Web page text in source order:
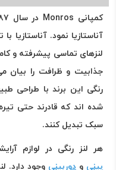
آناستازیا نمود. آناستازیا
لنزهای تماسی پیشرفته و
جذابیت و ظرافت را بیان
رنگی این برند با طراحی
شده اند که قادرند حتی
سبک تبدیل کنند.
هر لنز رنگی در لوازم
بینی و دوربینی